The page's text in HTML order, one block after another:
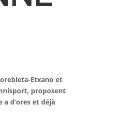
Etxano et
proposent
d’ores et déjà